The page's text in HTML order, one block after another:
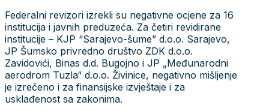
Federalni revizori izrekli su negativne ocjene za 16
institucija i javnih preduzeća. Za četiri revidirane
institucije – KJP “Sarajevo-šume” d.o.o. Sarajevo,
JP Šumsko privredno društvo ZDK d.o.o.
Zavidovići, Binas d.d. Bugojno i JP „Međunarodni
aerodrom Tuzla“ d.o.o. Živinice, negativno mišljenje
je izrečeno i za finansijske izvještaje i za
usklađenost sa zakonima.